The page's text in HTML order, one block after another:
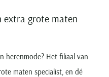
extra grote maten
herenmode? Het filiaal van
maten specialist, en dé